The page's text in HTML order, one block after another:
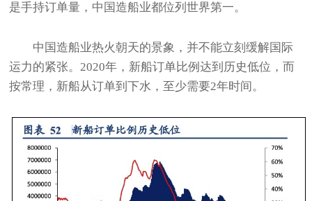
是手持订单量，中国造船业都位列世界第一。
中国造船业热火朝天的景象，并不能立刻缓解国际
运力的紧张。2020年，新船订单比例达到历史低位，而
按常理，新船从订单到下水，至少需要2年时间。